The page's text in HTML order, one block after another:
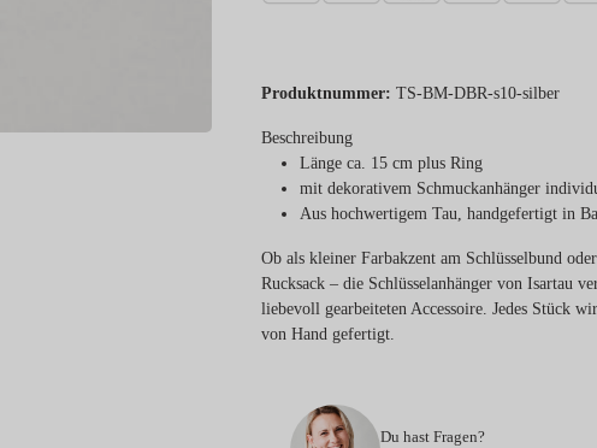
Produktnummer: TS-BM-DBR-s10-silber
Beschreibung
Länge ca. 15 cm plus Ring
mit dekorativem Schmuckanhänger
Aus hochwertigem Tau, handgefertigt in
Ob als kleiner Farbakzent am Schlüsselbund
Rucksack – die Schlüsselanhänger von Isartau
liebevoll gearbeiteten Accessoire. Jedes Stück
von Hand gefertigt.
Du hast Fragen?